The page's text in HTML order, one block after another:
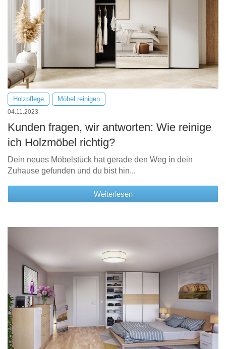
Holzpflege Möbel reinigen
04.11.2023
Kunden fragen, wir antworten: Wie reinige
ich Holzmöbel richtig?
Dein neues Möbelstück hat gerade den Weg in dein
Zuhause gefunden und du bist hin...
Weiterlesen